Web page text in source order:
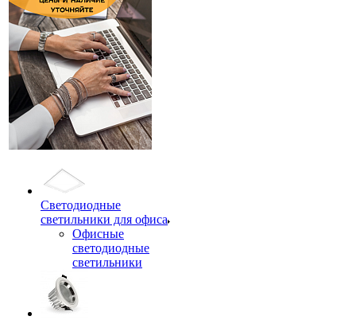
Светодиодные
светильники для офиса
Офисные
светодиодные
светильники